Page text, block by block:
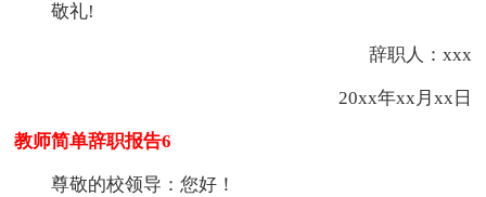
敬礼!
辞职人：xxx
20xx年xx月xx日
教师简单辞职报告6
尊敬的校领导：您好！